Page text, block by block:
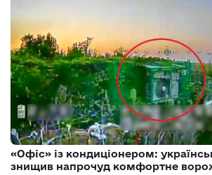
«Офіс» із кондиціонером:
знищив напрочуд комфортне